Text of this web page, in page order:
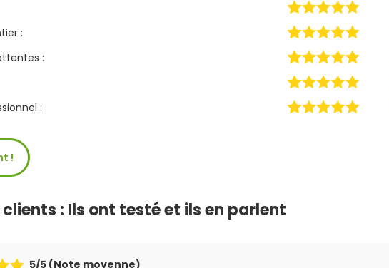
:
:
:
!
: Ils ont testé et ils en parlent
5/5 (Note moyenne)